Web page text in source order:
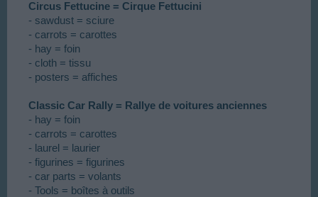
Circus Fettucine = Cirque Fettucini
- sawdust = sciure
- carrots = carottes
- hay = foin
- cloth = tissu
- posters = affiches
Classic Car Rally = Rallye de voitures anciennes
- hay = foin
- carrots = carottes
- laurel = laurier
- figurines = figurines
- car parts = volants
- Tools = boîtes à outils